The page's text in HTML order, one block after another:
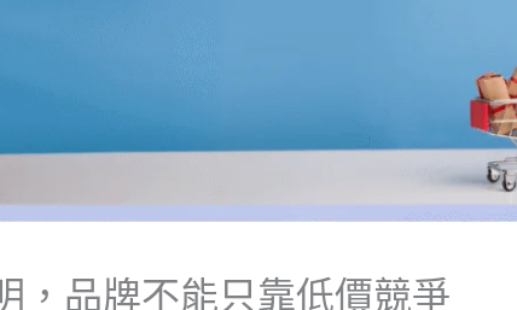
，品牌不能只靠低價競爭